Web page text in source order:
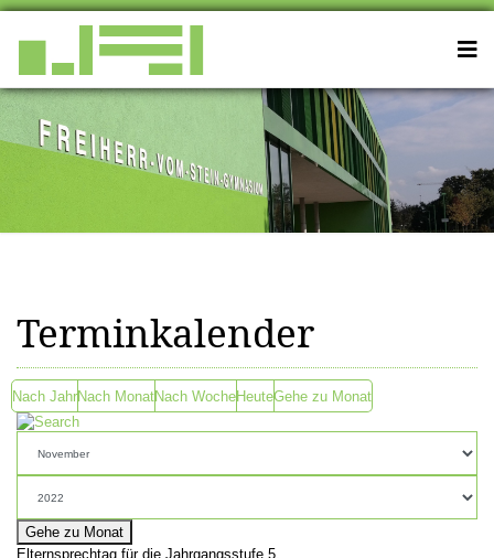
Terminkalender
Nach JahrNach MonatNach WocheHeuteGehe zu Monat
Gehe zu Monat
Elternsprechtag für die Jahrgangsstufe 5,